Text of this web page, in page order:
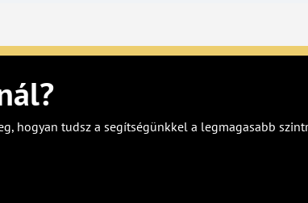
hogyan tudsz a segítségünkkel a legmagasabb